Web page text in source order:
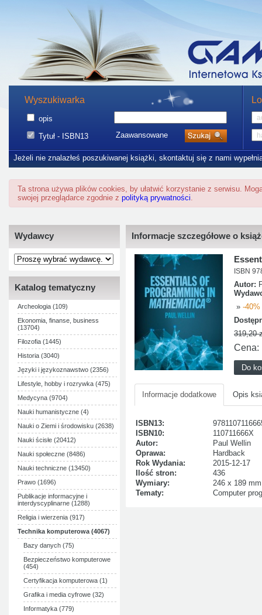
Wyszukiwarka
opis
Tytuł - ISBN13
Zaawansowane
Jeżeli nie znalazłeś poszukiwanej książki, skontaktuj się z nami
Ta strona używa plików cookies, by ułatwić korzystanie z serwisu.
swojej przeglądarce zgodnie z polityką prywatności.
Wydawcy
Katalog tematyczny
Archeologia (109)
Ekonomia, finanse, business
(13704)
Filozofia (1445)
Historia (3040)
Języki i językoznawstwo (2356)
Lifestyle, hobby i rozrywka (475)
Medycyna (9704)
Nauki humanistyczne (4)
Nauki o Ziemi i środowisku (2638)
Nauki ścisłe (20412)
Nauki społeczne (8486)
Nauki techniczne (13450)
Prawo (1696)
Publikacje informacyjne i
interdyscyplinarne (1288)
Religia i wierzenia (917)
Technika komputerowa (4067)
Bazy danych (75)
Bezpieczeństwo komputerowe
(454)
Certyfikacja komputerowa (1)
Grafika i media cyfrowe (32)
Informatyka (779)
Informacje szczegółowe o
ISBN
Autor:
» -40%
319,20
Cena:
Informacje dodatkowe Opis
ISBN13:
ISBN10:
110711666X
Autor:
Paul Wellin
Oprawa:
Hardback
Rok Wydania:
2015-12-17
Ilość stron:
436
Wymiary:
246 x 189 mm
Tematy:
Computer